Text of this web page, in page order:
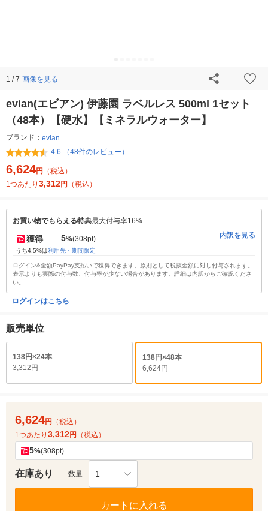
1 / 7 画像を見る
evian(エビアン) 伊藤園 ラベルレス 500ml 1セット
（48本）【硬水】【ミネラルウォーター】
ブランド： evian
4.6 （48件のレビュー）
6,624円
（税込）
1つあたり 3,312円 （税込）
お買い物でもらえる特典最大付与率16%
獲得 5%(308pt)
うち4.5%は利用先・期間限定
内訳を見る
ログイン&全額PayPay支払いで獲得できます。原則として税抜金額に対し付与されます。
表示よりも実際の付与数、付与率が少ない場合があります。詳細は内訳からご確認くださ
い。
ログインはこちら
販売単位
138円×24本
3,312円
138円×48本
6,624円
6,624円
（税込）
1つあたり 3,312円 （税込）
5%(308pt)
在庫あり 数量 1
カートに入れる